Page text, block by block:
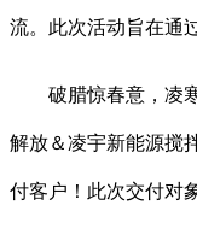
流。此次活动旨在通
破腊惊春意，凌寒
解放＆凌宇新能源搅
付客户！此次交付对